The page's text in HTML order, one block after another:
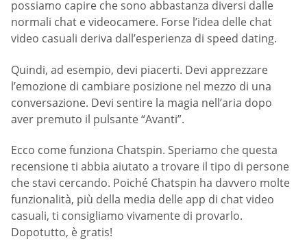
possiamo capire che sono abbastanza diversi dalle
normali chat e videocamere. Forse l’idea delle chat
video casuali deriva dall’esperienza di speed dating.
Quindi, ad esempio, devi piacerti. Devi apprezzare
l’emozione di cambiare posizione nel mezzo di una
conversazione. Devi sentire la magia nell’aria dopo
aver premuto il pulsante “Avanti”.
Ecco come funziona Chatspin. Speriamo che questa
recensione ti abbia aiutato a trovare il tipo di persone
che stavi cercando. Poiché Chatspin ha davvero molte
funzionalità, più della media delle app di chat video
casuali, ti consigliamo vivamente di provarlo.
Dopotutto, è gratis!